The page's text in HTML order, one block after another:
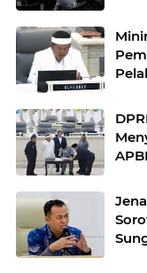
Jenal Arifin :